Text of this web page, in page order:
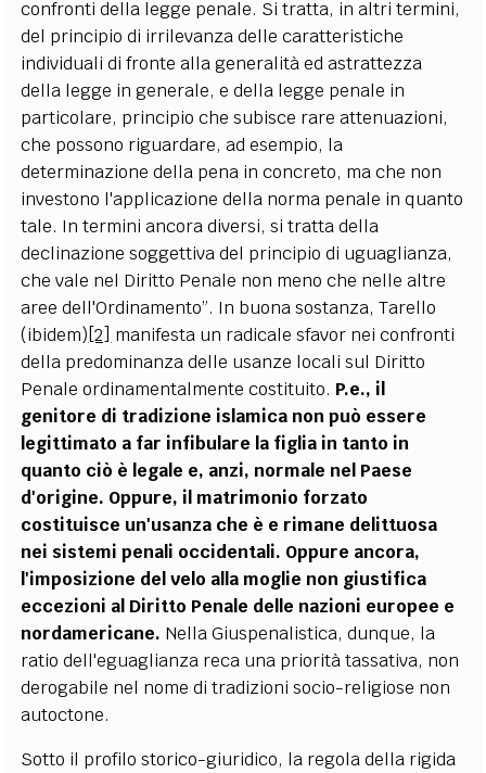
confronti della legge penale. Si tratta, in altri termini,
del principio di irrilevanza delle caratteristiche
individuali di fronte alla generalità ed astrattezza
della legge in generale, e della legge penale in
particolare, principio che subisce rare attenuazioni,
che possono riguardare, ad esempio, la
determinazione della pena in concreto, ma che non
investono l'applicazione della norma penale in quanto
tale. In termini ancora diversi, si tratta della
declinazione soggettiva del principio di uguaglianza,
che vale nel Diritto Penale non meno che nelle altre
aree dell'Ordinamento”. In buona sostanza, Tarello
(ibidem)[2] manifesta un radicale sfavor nei confronti
della predominanza delle usanze locali sul Diritto
Penale ordinamentalmente costituito. P.e., il
genitore di tradizione islamica non può essere
legittimato a far infibulare la figlia in tanto in
quanto ciò è legale e, anzi, normale nel Paese
d'origine. Oppure, il matrimonio forzato
costituisce un'usanza che è e rimane delittuosa
nei sistemi penali occidentali. Oppure ancora,
l'imposizione del velo alla moglie non giustifica
eccezioni al Diritto Penale delle nazioni europee e
nordamericane. Nella Giuspenalistica, dunque, la
ratio dell'eguaglianza reca una priorità tassativa, non
derogabile nel nome di tradizioni socio-religiose non
autoctone.
Sotto il profilo storico-giuridico, la regola della rigida